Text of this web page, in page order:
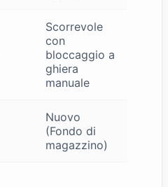
Scorrevole
con
bloccaggio a
ghiera
manuale
Nuovo
(Fondo di
magazzino)